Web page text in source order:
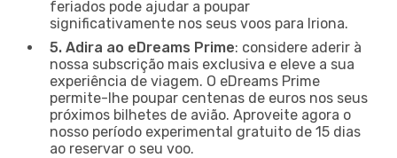
feriados pode ajudar a poupar
significativamente nos seus voos para Iriona.
5. Adira ao eDreams Prime: considere aderir à
nossa subscrição mais exclusiva e eleve a sua
experiência de viagem. O eDreams Prime
permite-lhe poupar centenas de euros nos seus
próximos bilhetes de avião. Aproveite agora o
nosso período experimental gratuito de 15 dias
ao reservar o seu voo.